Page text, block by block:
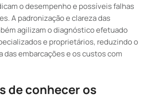
o desempenho e possíveis falhas
A padronização e clareza das
agilizam o diagnóstico efetuado
e proprietários, reduzindo o
das embarcações e os custos com
de conhecer os